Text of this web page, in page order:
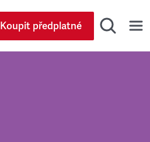
Koupit předplatné